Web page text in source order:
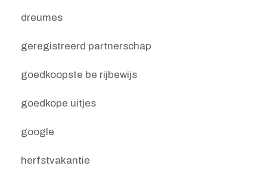
dreumes
geregistreerd partnerschap
goedkoopste be rijbewijs
goedkope uitjes
google
herfstvakantie